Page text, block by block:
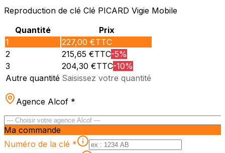
Reproduction de clé Clé PICARD Vigie Mobile
Quantité
Prix
1
227,00 €TTC
2
215,65 €TTC-5%
3
204,30 €TTC-10%
Autre quantité Saisissez votre quantité
Agence Alcof *
Ma commande
Numéro de la clé *